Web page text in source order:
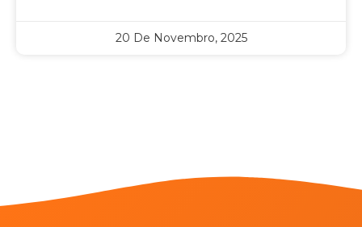
20 De Novembro, 2025